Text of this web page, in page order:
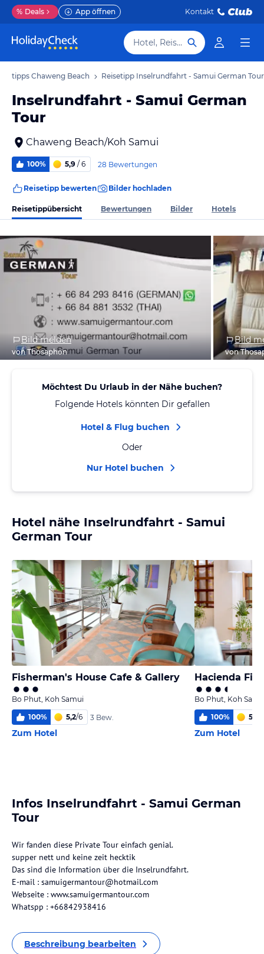
% Deals App öffnen Kontakt
Hotel, Reiseziel
Chaweng Beach Reisetipp Inselrundfahrt - Samui German Tour
Inselrundfahrt - Samui German
Tour
Chaweng Beach/Koh Samui
100% 5,9 / 6 28 Bewertungen
Reisetipp bewerten Bilder hochladen
Reisetippübersicht Bewertungen Bilder Hotels
Bild melden
von Thosaphon
Bild
von
Möchtest Du Urlaub in der Nähe buchen?
Folgende Hotels könnten Dir gefallen
Hotel & Flug buchen
Oder
Nur Hotel buchen
Hotel nähe Inselrundfahrt - Samui
German Tour
Fisherman's House Cafe & Gallery
Bo Phut, Koh Samui
100% 5,2/6 3 Bew.
Zum Hotel
Hacienda
Bo Phut, Koh
100% 5,1
Zum Hotel
Infos Inselrundfahrt - Samui German
Tour
Wir fanden diese Private Tour einfach genial.
supper nett und keine zeit hecktik
Das sind die Information über die Inselrundfahrt.
E-mail : samuigermantour@hotmail.com
Webseite : www.samuigermantour.com
Whatspp : +66842938416
Beschreibung bearbeiten